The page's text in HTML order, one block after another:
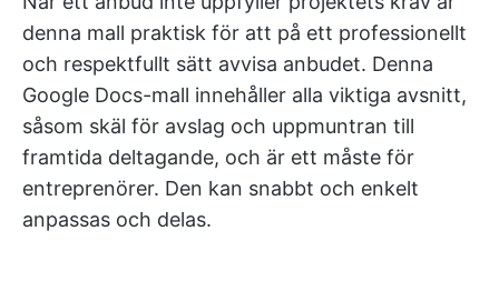
denna mall praktisk för att på ett professionellt
och respektfullt sätt avvisa anbudet. Denna
Google Docs-mall innehåller alla viktiga avsnitt,
såsom skäl för avslag och uppmuntran till
framtida deltagande, och är ett måste för
entreprenörer. Den kan snabbt och enkelt
anpassas och delas.